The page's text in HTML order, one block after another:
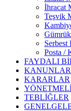
İhracat
Teşvik
Serbest
Posta /
FAYDALI
KANUNLAR
KARARLAR
TEBLIĞLER